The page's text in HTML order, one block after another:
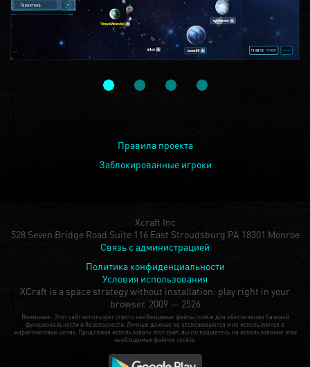
Правила проекта
Заблокированные игроки
Xcraft Inc
528 Seven Bridge Road Suite 116 East Stroudsburg PA 18301 Monroe
Связь с администрацией
Политика конфиденциальности
Условия использования
XCraft is a space strategy without installation: play right in your
browser. 2009 — 2526
Внимание: Этот сайт использует строго необходимые файлы cookie для обеспечения базовой
функциональности и безопасности. Личные данные не отслеживаются и не используются в
маркетинговых целях. Продолжая использовать этот сайт, вы соглашаетесь на использование этих
необходимых файлов cookie.